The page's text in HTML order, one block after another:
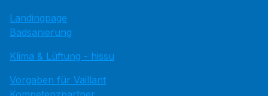
Landingpage
Badsanierung
Klima & Lüftung - hissu
Vorgaben für Vaillant